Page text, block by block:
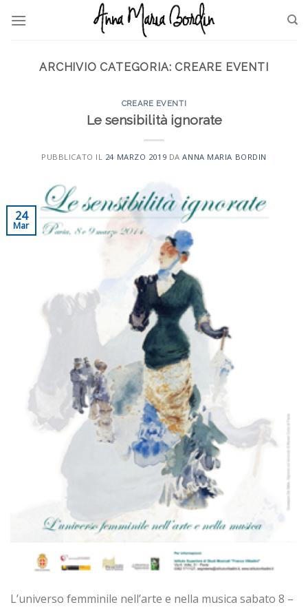
ARCHIVIO CATEGORIA: CREARE EVENTI
CREARE EVENTI
Le sensibilità ignorate
PUBBLICATO IL 24 MARZO 2019 DAANNA MARIA BORDIN
24
Mar
L’universo femminile nell’arte e nella musica sabato 8 –